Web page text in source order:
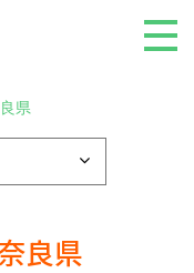
県
良県